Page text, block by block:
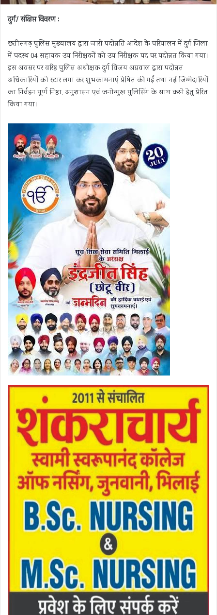
दुर्ग/ संक्षिप्त विवरण :
छत्तीसगढ़ पुलिस मुख्यालय द्वारा जारी पदोन्नति आदेश के परिपालन में दुर्ग जिला
में पदस्थ 04 सहायक उप निरीक्षकों को उप निरीक्षक पद पर पदोन्नत किया गया।
इस अवसर पर वरिष्ठ पुलिस अधीक्षक दुर्ग विजय अग्रवाल द्वारा पदोन्नत
अधिकारियों को स्टार लगा कर शुभकामनाएं प्रेषित की गईं तथा नई जिम्मेदारियों
का निर्वहन पूर्ण निष्ठा, अनुशासन एवं जनोन्मुख पुलिसिंग के साथ करने हेतु प्रेरित
किया गया।